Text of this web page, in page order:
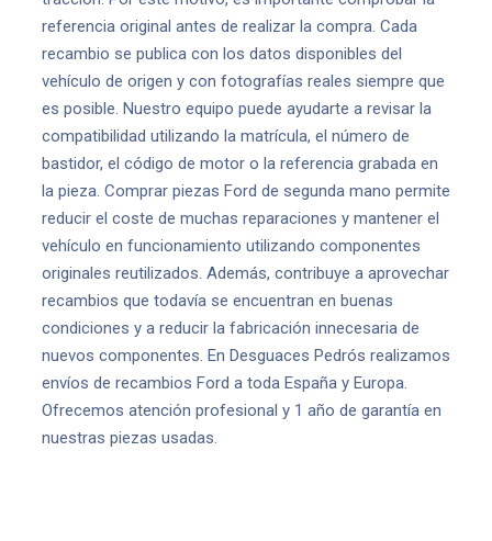
referencia original antes de realizar la compra. Cada
recambio se publica con los datos disponibles del
vehículo de origen y con fotografías reales siempre que
es posible. Nuestro equipo puede ayudarte a revisar la
compatibilidad utilizando la matrícula, el número de
bastidor, el código de motor o la referencia grabada en
la pieza. Comprar piezas Ford de segunda mano permite
reducir el coste de muchas reparaciones y mantener el
vehículo en funcionamiento utilizando componentes
originales reutilizados. Además, contribuye a aprovechar
recambios que todavía se encuentran en buenas
condiciones y a reducir la fabricación innecesaria de
nuevos componentes. En Desguaces Pedrós realizamos
envíos de recambios Ford a toda España y Europa.
Ofrecemos atención profesional y 1 año de garantía en
nuestras piezas usadas.